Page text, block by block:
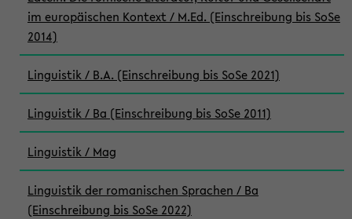
im europäischen Kontext / M.Ed. (Einschreibung bis SoSe
2014)
Linguistik / B.A. (Einschreibung bis SoSe 2021)
Linguistik / Ba (Einschreibung bis SoSe 2011)
Linguistik / Mag
Linguistik der romanischen Sprachen / Ba
(Einschreibung bis SoSe 2022)